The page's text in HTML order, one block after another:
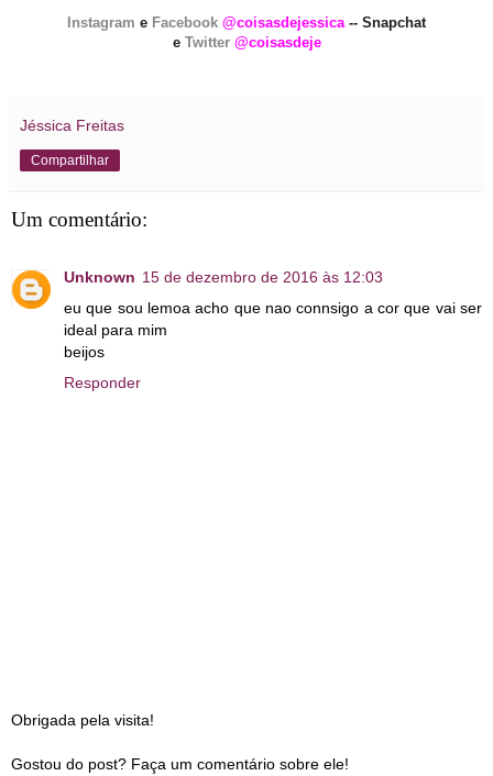
Instagram e Facebook @coisasdejessica -- Snapchat
e Twitter @coisasdeje
Jéssica Freitas
Compartilhar
Um comentário:
Unknown 15 de dezembro de 2016 às 12:03
eu que sou lemoa acho que nao connsigo a cor que vai ser
ideal para mim
beijos
Responder
Obrigada pela visita!
Gostou do post? Faça um comentário sobre ele!